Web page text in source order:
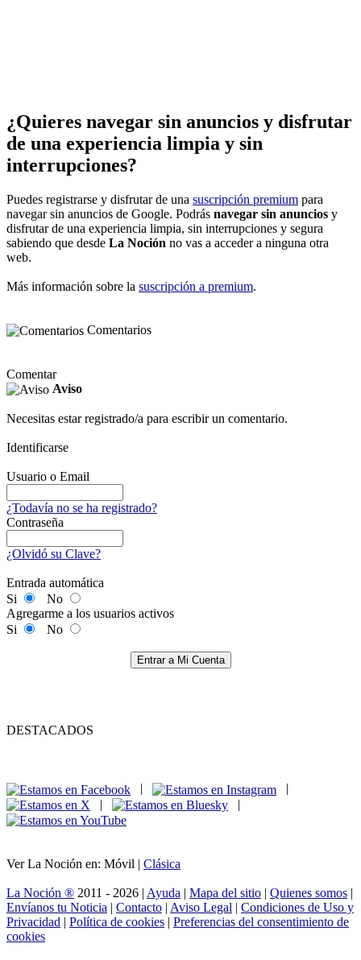
¿Quieres navegar sin anuncios y disfrutar
de una experiencia limpia y sin
interrupciones?
Puedes registrarse y disfrutar de una suscripción premium para
navegar sin anuncios de Google. Podrás navegar sin anuncios y
disfrutar de una experiencia limpia, sin interrupciones y segura
sabiendo que desde La Noción no vas a acceder a ninguna otra
web.
Más información sobre la suscripción a premium.
Comentarios
Comentar
Aviso
Necesitas estar registrado/a para escribir un comentario.
Identificarse
Usuario o Email
¿Todavía no se ha registrado?
Contraseña
¿Olvidó su Clave?
Entrada automática
Si
No
Agregarme a los usuarios activos
Si
No
Entrar a Mi Cuenta
DESTACADOS
|
|
Ver La Noción en: Móvil | Clásica
La Noción ® 2011 - 2026 | Ayuda | Mapa del sitio | Quienes somos |
Envíanos tu Noticia | Contacto | Aviso Legal | Condiciones de Uso y
Privacidad | Política de cookies | Preferencias del consentimiento de
cookies